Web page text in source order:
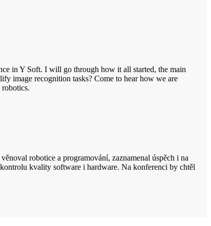
in Y Soft. I will go through how it all started, the main
image recognition tasks? Come to hear how we are
robotice a programování, zaznamenal úspěch i na
kvality software i hardware. Na konferenci by chtěl